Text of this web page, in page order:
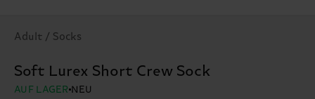
Adult / Socks
Soft Lurex Short Crew Sock
AUF LAGER NEU